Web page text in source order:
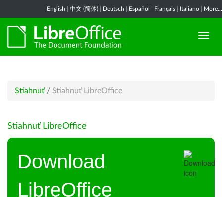
English 中文 (简体) Deutsch Español Français Italiano More...
Stiahnuť / Stiahnuť LibreOffice
Stiahnuť LibreOffice
Download
LibreOffice